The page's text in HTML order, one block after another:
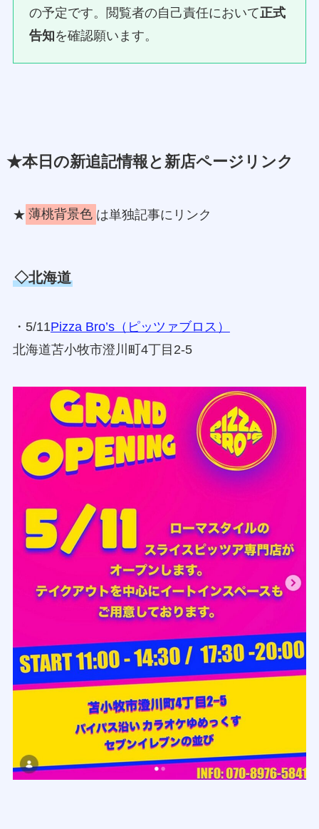
の予定です。閲覧者の自己責任において正式
告知を確認願います。
★本日の新追記情報と新店ページリンク
薄桃背景色 は単独記事にリンク
◇北海道
・5/11Pizza Bro’s（ピッツァブロス）
北海道苫小牧市澄川町4丁目2-5